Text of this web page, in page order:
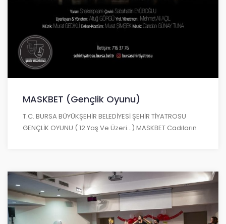
MASKBET (Gençlik Oyunu)
T.C. BURSA BÜYÜKŞEHİR BELEDİYESİ ŞEHİR TİYATROSU
GENÇLİK OYUNU ( 12 Yaş Ve Üzeri…) MASKBET Cadıların